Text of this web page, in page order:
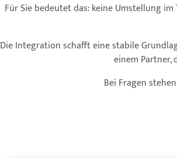
Für Sie bedeutet das: keine Umstellung
Die Integration schafft eine stabile
einem
Bei Fragen